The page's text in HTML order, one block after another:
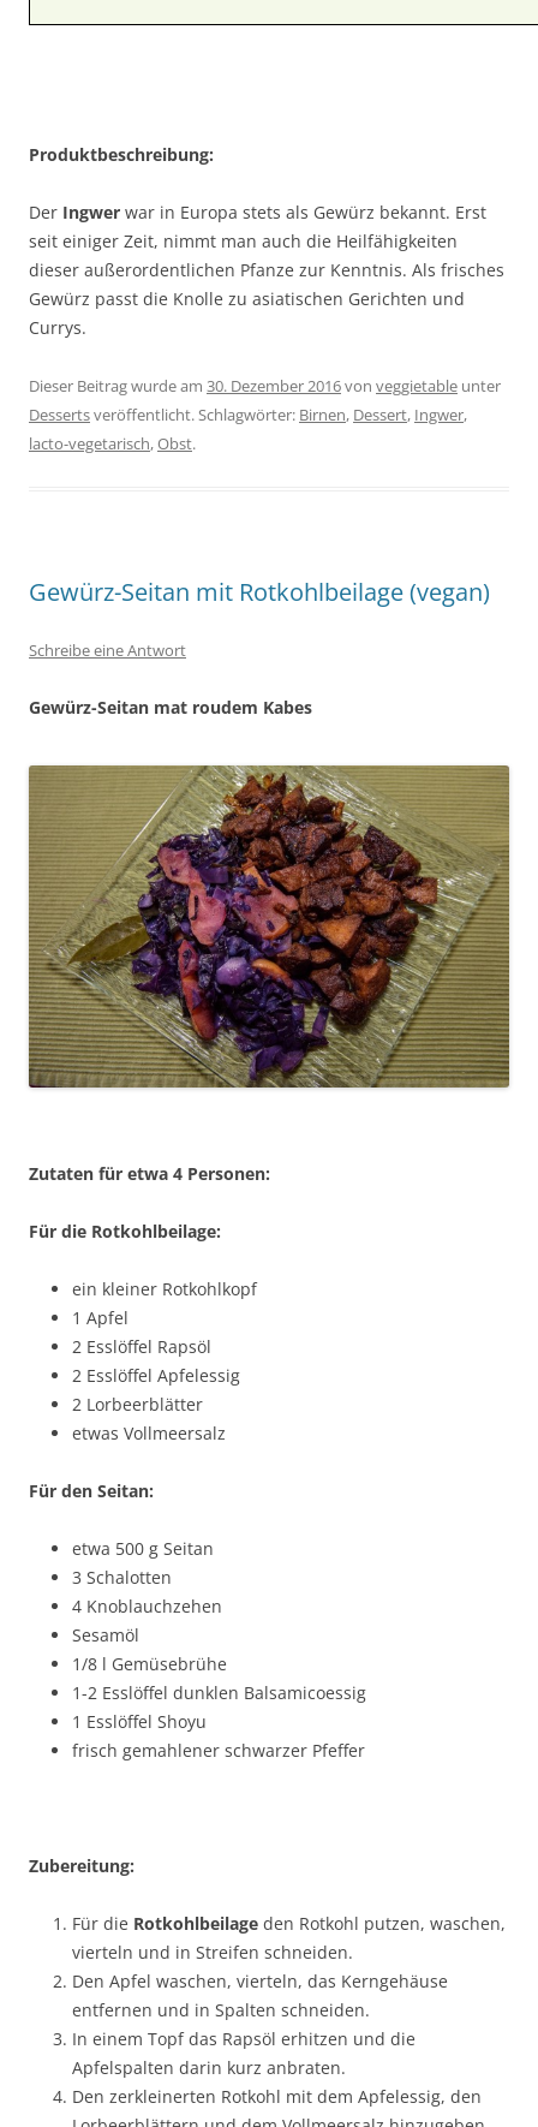
Produktbeschreibung:
Der Ingwer war in Europa stets als Gewürz bekannt. Erst
seit einiger Zeit, nimmt man auch die Heilfähigkeiten
dieser außerordentlichen Pfanze zur Kenntnis. Als frisches
Gewürz passt die Knolle zu asiatischen Gerichten und
Currys.
Dieser Beitrag wurde am 30. Dezember 2016von veggietable unter
Dessertsveröffentlicht. Schlagwörter: Birnen, Dessert, Ingwer,
lacto-vegetarisch,Obst.
Gewürz-Seitan mit Rotkohlbeilage (vegan)
Schreibe eine Antwort
Gewürz-Seitan mat roudem Kabes
Zutaten für etwa 4 Personen:
Für die Rotkohlbeilage:
ein kleiner Rotkohlkopf
1 Apfel
2 Esslöffel Rapsöl
2 Esslöffel Apfelessig
2 Lorbeerblätter
etwas Vollmeersalz
Für den Seitan:
etwa 500 g Seitan
3 Schalotten
4 Knoblauchzehen
Sesamöl
1/8 l Gemüsebrühe
1-2 Esslöffel dunklen Balsamicoessig
1 Esslöffel Shoyu
frisch gemahlener schwarzer Pfeffer
Zubereitung:
Für die Rotkohlbeilage den Rotkohl putzen, waschen,
vierteln und in Streifen schneiden.
Den Apfel waschen, vierteln, das Kerngehäuse
entfernen und in Spalten schneiden.
In einem Topf das Rapsöl erhitzen und die
Apfelspalten darin kurz anbraten.
Den zerkleinerten Rotkohl mit dem Apfelessig, den